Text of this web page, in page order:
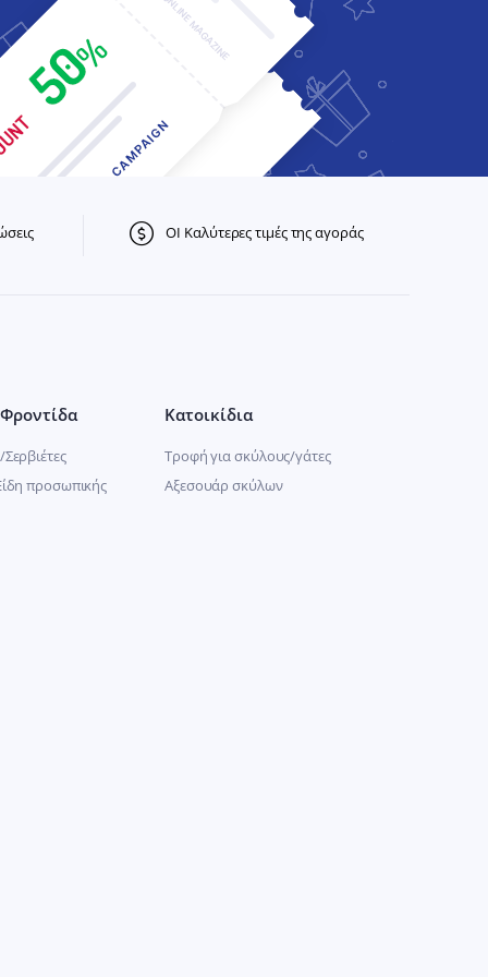
ΟΙ Καλύτερες τιμές της αγοράς
προσωπικής
Κατοικίδια
Τροφή για σκύλους/γάτες
Αξεσουάρ σκύλων